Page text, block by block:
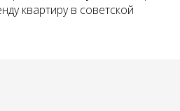
квартиру в советской